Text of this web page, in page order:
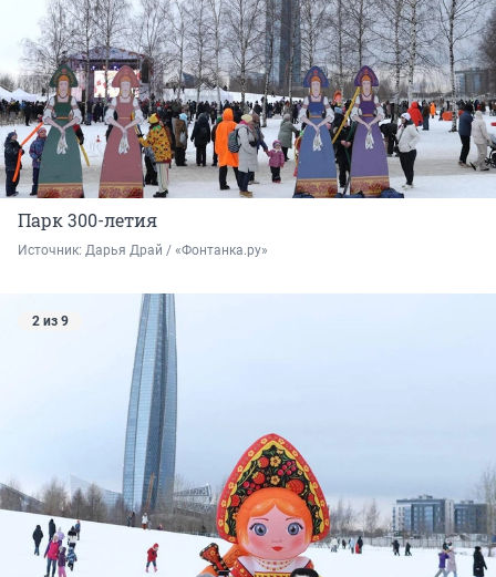
Парк 300-летия
Источник: Дарья Драй / «Фонтанка.ру»
2 из 9